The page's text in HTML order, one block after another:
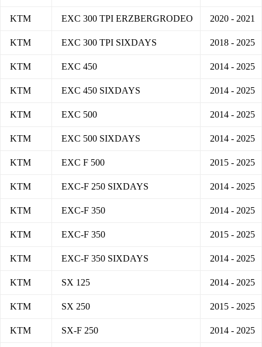
KTM EXC 300 TPI ERZBERGRODEO 2020 - 2021
KTM EXC 300 TPI SIXDAYS 2018 - 2025
KTM EXC 450 2014 - 2025
KTM EXC 450 SIXDAYS 2014 - 2025
KTM EXC 500 2014 - 2025
KTM EXC 500 SIXDAYS 2014 - 2025
KTM EXC F 500 2015 - 2025
KTM EXC-F 250 SIXDAYS 2014 - 2025
KTM EXC-F 350 2014 - 2025
KTM EXC-F 350 2015 - 2025
KTM EXC-F 350 SIXDAYS 2014 - 2025
KTM SX 125 2014 - 2025
KTM SX 250 2015 - 2025
KTM SX-F 250 2014 - 2025